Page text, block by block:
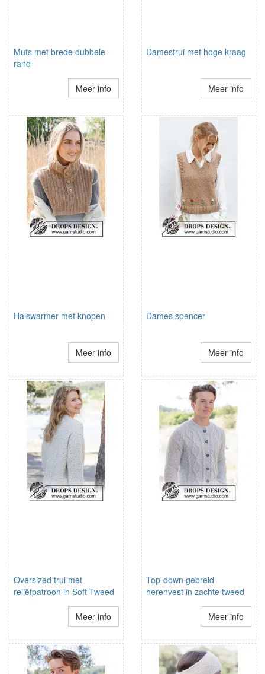
Muts met brede dubbele
rand
Meer info
Damestrui met hoge kraag
Meer info
Halswarmer met knopen
Meer info
Dames spencer
Meer info
Oversized trui met
reliëfpatroon in Soft Tweed
Meer info
Top-down gebreid
herenvest in zachte tweed
Meer info